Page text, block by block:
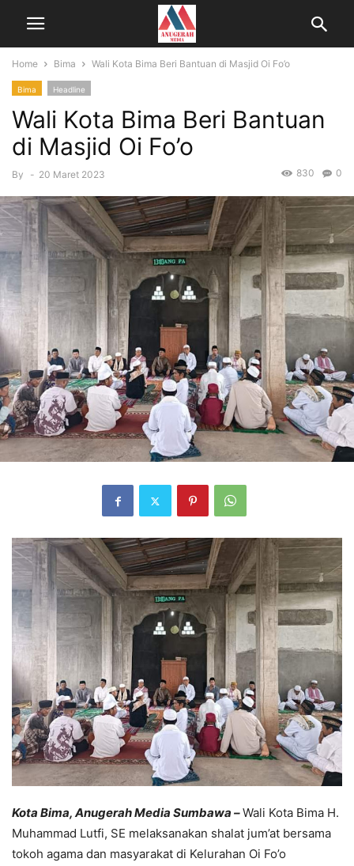
Home Bima Wali Kota Bima Beri Bantuan di Masjid Oi Fo’o
Bima Headline
Wali Kota Bima Beri Bantuan
di Masjid Oi Fo’o
By - 20 Maret 2023 0
830
Kota Bima, Anugerah Media Sumbawa –Wali Kota Bima H.
Muhammad Lutfi, SE melaksanakan shalat jum’at bersama
tokoh agama dan masyarakat di Kelurahan Oi Fo’o